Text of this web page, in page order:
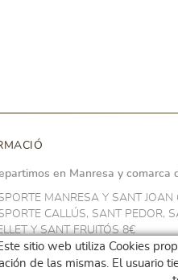
en Manresa y comarca
MANRESA Y SANT JOAN
CALLÚS, SANT PEDOR,
Y SANT FRUITÓS 8€
NAVARCLES Y ARTÉS 10€
EN EL RESTO DEL
sitio web utiliza Cookies
de las mismas. El usuario